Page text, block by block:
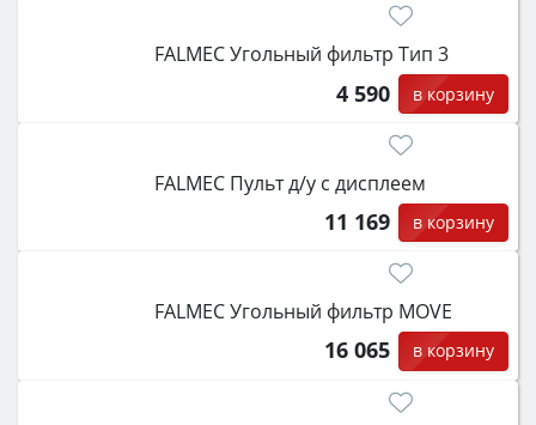
FALMEC Угольный фильтр Тип 3
4 590 в корзину
FALMEC Пульт д/у с дисплеем
11 169 в корзину
FALMEC Угольный фильтр MOVE
16 065 в корзину